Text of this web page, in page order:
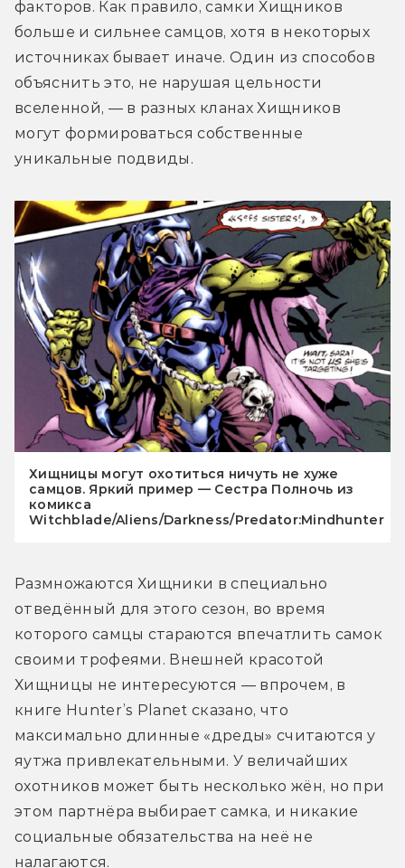
факторов. Как правило, самки Хищников
больше и сильнее самцов, хотя в некоторых
источниках бывает иначе. Один из способов
объяснить это, не нарушая цельности
вселенной, — в разных кланах Хищников
могут формироваться собственные
уникальные подвиды.
Хищницы могут охотиться ничуть не хуже
самцов. Яркий пример — Сестра Полночь из
комикса
Witchblade/Aliens/Darkness/Predator:Mindhunter
Размножаются Хищники в специально
отведённый для этого сезон, во время
которого самцы стараются впечатлить самок
своими трофеями. Внешней красотой
Хищницы не интересуются — впрочем, в
книге Hunter’s Planet сказано, что
максимально длинные «дреды» считаются у
яутжа привлекательными. У величайших
охотников может быть несколько жён, но при
этом партнёра выбирает самка, и никакие
социальные обязательства на неё не
налагаются.